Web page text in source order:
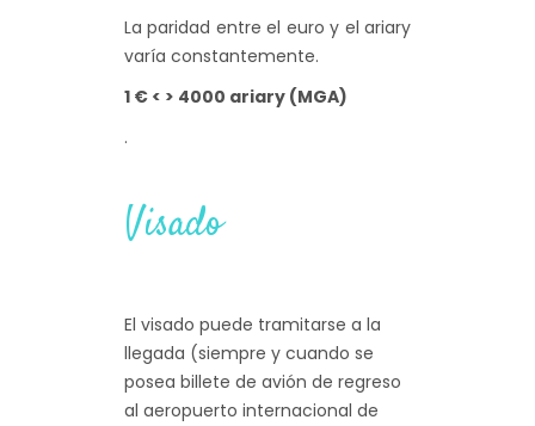
La paridad entre el euro y el ariary
varía constantemente.
1 € < > 4000 ariary (MGA)
.
Visado
El visado puede tramitarse a la
llegada (siempre y cuando se
posea billete de avión de regreso
al aeropuerto internacional de